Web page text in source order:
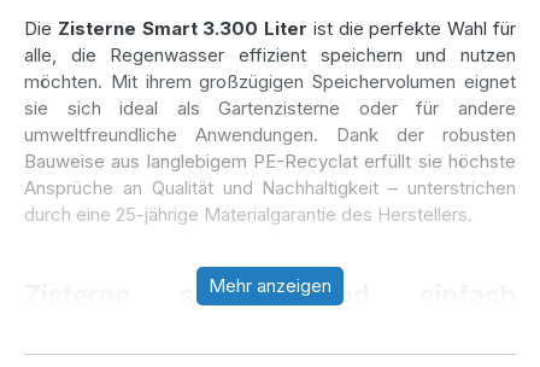
Die Zisterne Smart 3.300 Liter ist die perfekte Wahl für
alle, die Regenwasser effizient speichern und nutzen
möchten. Mit ihrem großzügigen Speichervolumen eignet
sie sich ideal als Gartenzisterne oder für andere
umweltfreundliche Anwendungen. Dank der robusten
Bauweise aus langlebigem PE-Recyclat erfüllt sie höchste
Ansprüche an Qualität und Nachhaltigkeit – unterstrichen
durch eine 25-jährige Materialgarantie des Herstellers.
Zisterne schnell und einfach
Mehr anzeigen